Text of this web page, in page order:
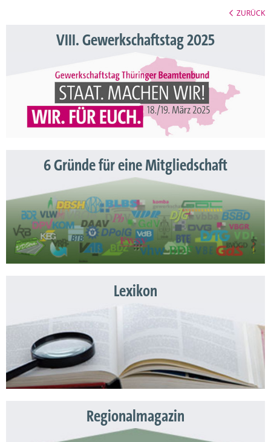
ZURÜCK
VIII. Gewerkschaftstag 2025
6 Gründe für eine Mitgliedschaft
Lexikon
Regionalmagazin